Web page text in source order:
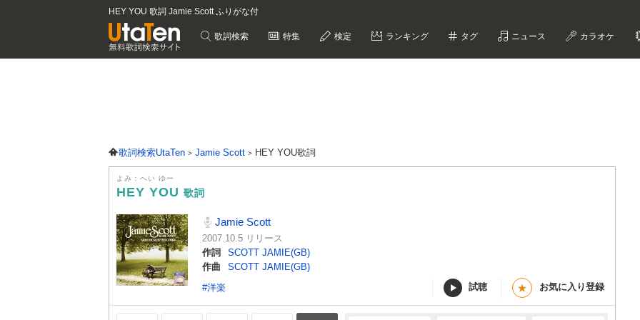
HEY YOU 歌詞 Jamie Scott ふりがな付
歌詞検索 特集 検定 ランキング タグ ニュース カラオケ
歌詞検索UtaTen Jamie Scott HEY YOU歌詞
よみ：へい ゆー
HEY YOU 歌詞
Jamie Scott
2007.10.5 リリース
作詞
SCOTT JAMIE(GB)
作曲
SCOTT JAMIE(GB)
#洋楽
試聴 ★ お気に入り登録